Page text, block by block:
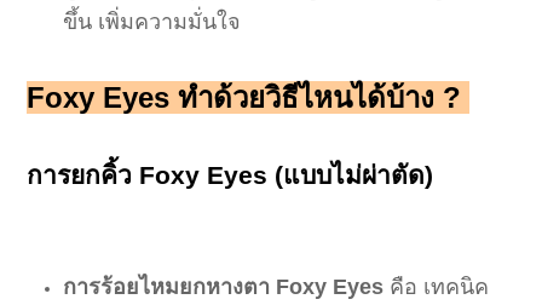
ขึ้น เพิ่มความมั่นใจ
Foxy Eyes ทำด้วยวิธีไหนได้บ้าง ?
การยกคิ้ว Foxy Eyes (แบบไม่ผ่าตัด)
การร้อยไหมยกหางตา Foxy Eyes คือ เทคนิค